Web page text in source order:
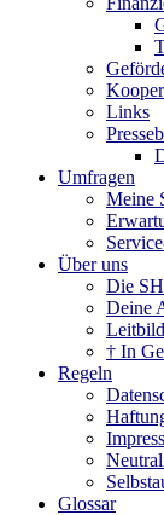
Links
Umfragen
Meine
Über uns
Die
Deine
Leitbild
† In
Regeln
Glossar